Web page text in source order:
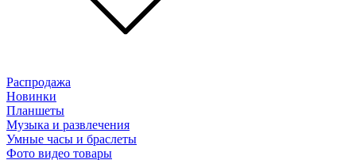
Распродажа
Новинки
Планшеты
Музыка и развлечения
Умные часы и браслеты
Фото видео товары